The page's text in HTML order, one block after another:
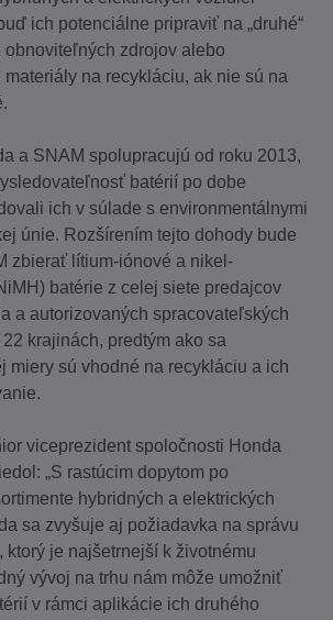
ich potenciálne pripraviť na „druhé“
obnoviteľných zdrojov alebo
na recykláciu, ak nie sú na
a SNAM spolupracujú od roku 2013,
batérií po dobe
ich v súlade s environmentálnymi
únie. Rozšírením tejto dohody bude
zbierať lítium-iónové a nikel-
batérie z celej siete predajcov
a autorizovaných spracovateľských
krajinách, predtým ako sa
miery sú vhodné na recykláciu a ich
viceprezident spoločnosti Honda
„S rastúcim dopytom po
hybridných a elektrických
sa zvyšuje aj požiadavka na správu
ktorý je najšetrnejší k životnému
vývoj na trhu nám môže umožniť
v rámci aplikácie ich druhého